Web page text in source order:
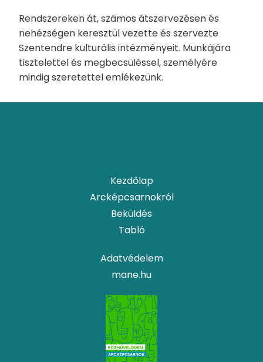
Rendszereken át, számos átszervezésen és
nehézségen keresztül vezette és szervezte
Szentendre kulturális intézményeit. Munkájára
tisztelettel és megbecsüléssel, személyére
mindig szeretettel emlékezünk.
Kezdőlap
Arcképcsarnokról
Beküldés
Tabló
Adatvédelem
mane.hu